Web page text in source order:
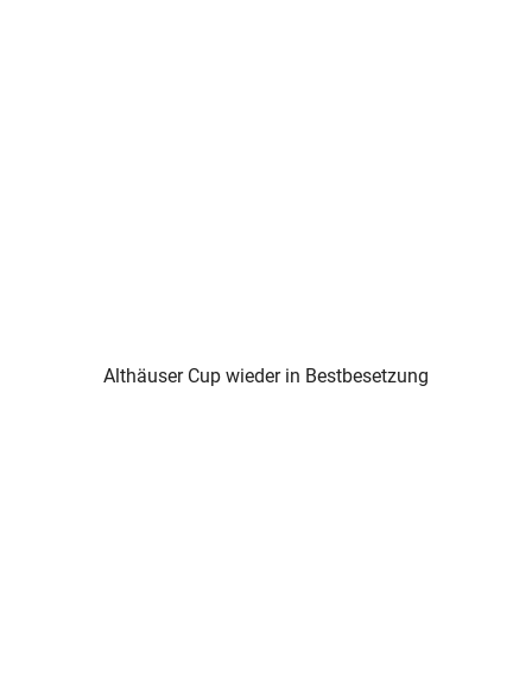
Althäuser Cup wieder in Bestbesetzung